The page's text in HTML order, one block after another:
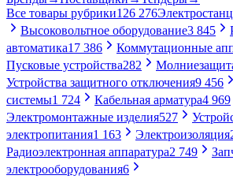
Все товары рубрики126 276
Высоковольтное оборудование3 845
автоматика17 386 Коммутационные
Пусковые устройства282
Устройства защитного отключения9 456
системы1 724 Кабельная арматура4 969
Электромонтажные изделия527
электропитания1 163 Электроизоляция
Радиоэлектронная аппаратура2 749
электрооборудования6